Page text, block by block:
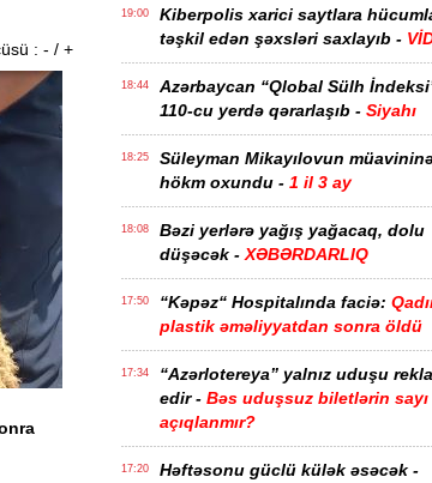
: - / +
19:00
Kiberpolis xarici saytlara
təşkil edən şəxsləri saxlayıb -
18:44
Azərbaycan “Qlobal Sülh
110-cu yerdə qərarlaşıb - Siyahı
18:25
Süleyman Mikayılovun
hökm oxundu - 1 il 3 ay
18:08
Bəzi yerlərə yağış yağacaq, dolu
düşəcək - XƏBƏRDARLIQ
17:50 “Kəpəz“ Hospitalında faciə:
plastik əməliyyatdan sonra öldü
17:34
“Azərlotereya” yalnız uduşu
edir - Bəs uduşsuz biletlərin
açıqlanmır?
17:20
Həftəsonu güclü külək əsəcək -